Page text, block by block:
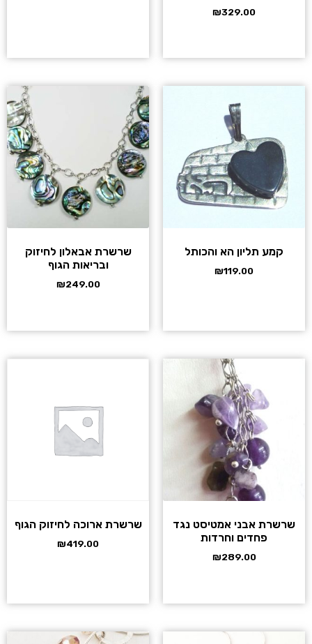
₪329.00
קמע תליון הא והכותל
₪119.00
שרשרת אבאלון לחיזוק
ובריאות הגוף
₪249.00
שרשרת אבני אמטיסט נגד
פחדים וחרדות
₪289.00
שרשרת ארוכה לחיזוק הגוף
₪419.00